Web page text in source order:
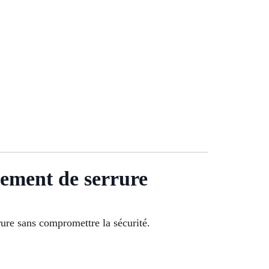
de serrure
sans compromettre la sécurité.